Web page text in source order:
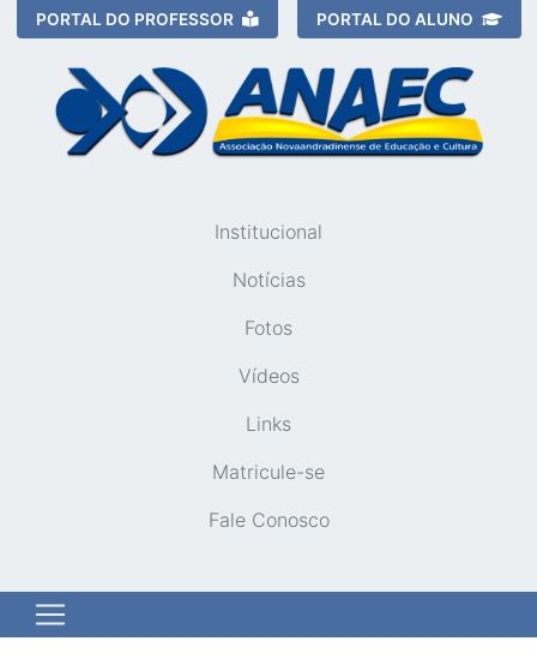
PORTAL DO PROFESSOR PORTAL DO ALUNO
Institucional
Notícias
Fotos
Vídeos
Links
Matricule-se
Fale Conosco